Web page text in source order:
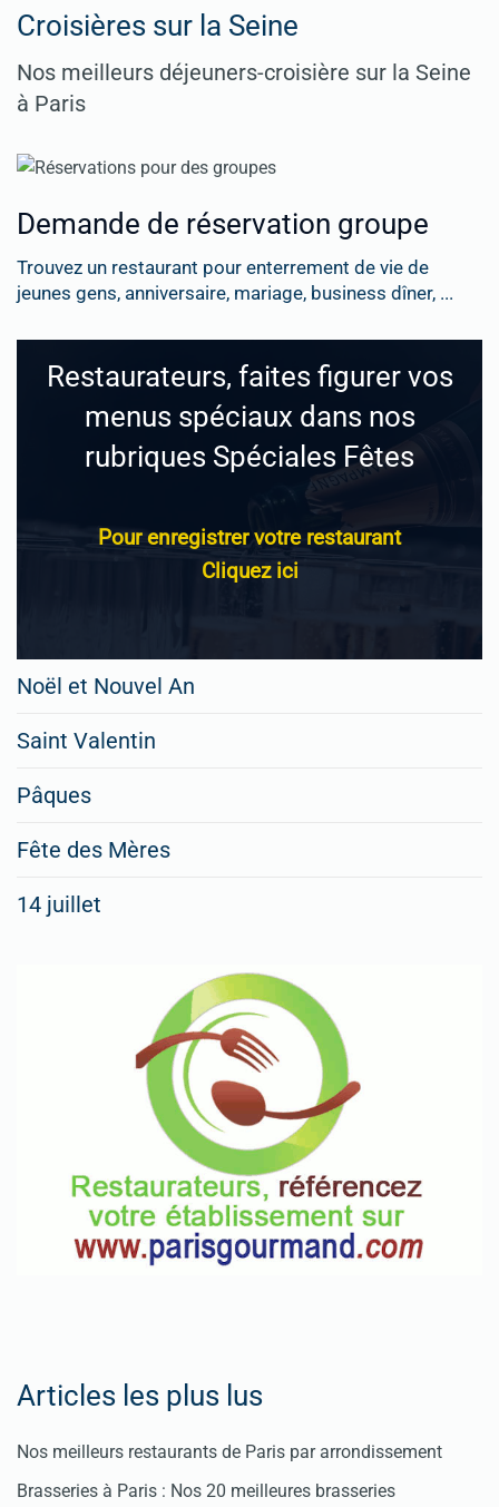
Croisières sur la Seine
Nos meilleurs déjeuners-croisière sur la Seine
à Paris
Demande de réservation groupe
Trouvez un restaurant pour enterrement de vie de
jeunes gens, anniversaire, mariage, business dîner, ...
Restaurateurs, faites figurer vos
menus spéciaux dans nos
rubriques Spéciales Fêtes
Pour enregistrer votre restaurant
Cliquez ici
Noël et Nouvel An
Saint Valentin
Pâques
Fête des Mères
14 juillet
Articles les plus lus
Nos meilleurs restaurants de Paris par arrondissement
Brasseries à Paris : Nos 20 meilleures brasseries